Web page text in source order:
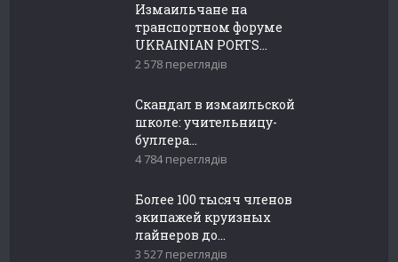
Измаильчане на
транспортном форуме
UKRAINIAN PORTS...
2 578 переглядів
Скандал в измаильской
школе: учительницу-
буллера...
4 784 переглядів
Более 100 тысяч членов
экипажей круизных
лайнеров до...
3 527 переглядів